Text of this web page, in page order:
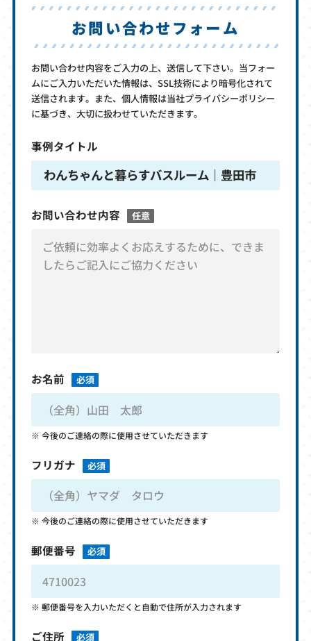
お問い合わせフォーム
お問い合わせ内容をご入力の上、送信して下さい。当フォー
ムにご入力いただいた情報は、SSL技術により暗号化されて
送信されます。また、個人情報は当社プライバシーポリシー
に基づき、大切に扱わせていただきます。
事例タイトル
わんちゃんと暮らすバスルーム｜豊田市
お問い合わせ内容 任意
お名前 必須
今後のご連絡の際に使用させていただきます
フリガナ 必須
今後のご連絡の際に使用させていただきます
郵便番号 必須
郵便番号を入力いただくと自動で住所が入力されます
ご住所 必須